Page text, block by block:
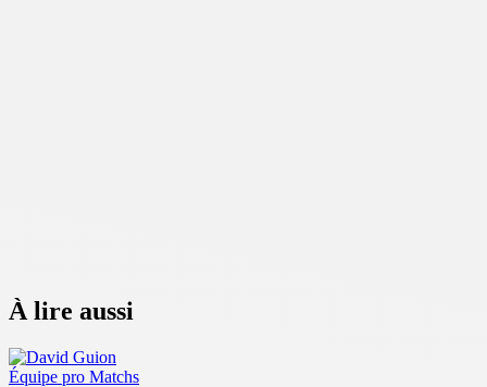
À lire aussi
Équipe pro Matchs